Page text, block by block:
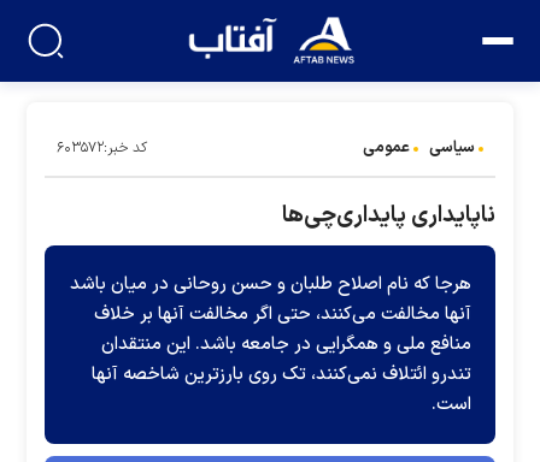
سیاسی عمومی کد خبر:۶۰۳۵۷۲
ناپایداری پایداری‌‌چی‌‌ها
هرجا که نام اصلاح‌ طلبان و حسن روحانی در میان باشد
آنها مخالفت می‌کنند، حتی اگر مخالفت آنها بر خلاف
منافع ملی و همگرایی در جامعه باشد. این منتقدان
تندرو ائتلاف نمی‌کنند، تک‌ روی بارزترین شاخصه آنها
است.